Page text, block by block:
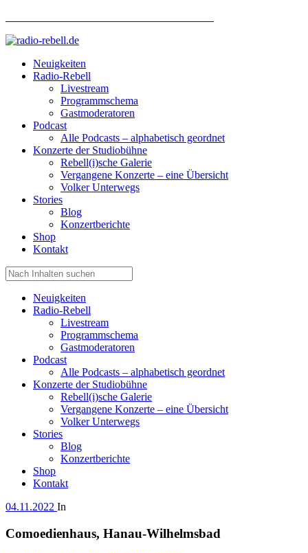
Neuigkeiten
Radio-Rebell
Livestream
Programmschema
Gastmoderatoren
Podcast
Alle Podcasts – alphabetisch geordnet
Konzerte der Studiobühne
Rebell(i)sche Galerie
Vergangene Konzerte – eine Übersicht
Volker Unterwegs
Stories
Blog
Konzertberichte
Shop
Kontakt
Neuigkeiten
Radio-Rebell
Livestream
Programmschema
Gastmoderatoren
Podcast
Alle Podcasts – alphabetisch geordnet
Konzerte der Studiobühne
Rebell(i)sche Galerie
Vergangene Konzerte – eine Übersicht
Volker Unterwegs
Stories
Blog
Konzertberichte
Shop
Kontakt
04.11.2022 In
Comoedienhaus, Hanau-Wilhelmsbad